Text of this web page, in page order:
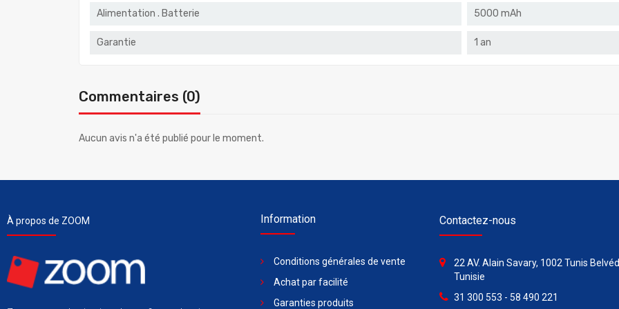
Alimentation . Batterie 5000 mAh
Garantie 1 an
Commentaires (0)
Aucun avis n'a été publié pour le moment.
À propos de ZOOM Information
Conditions générales de vente
Achat par facilité
Garanties produits
Contactez-nous
22 AV. Alain Savary, 1002 Tunis
Tunisie
31 300 553 - 58 490 221